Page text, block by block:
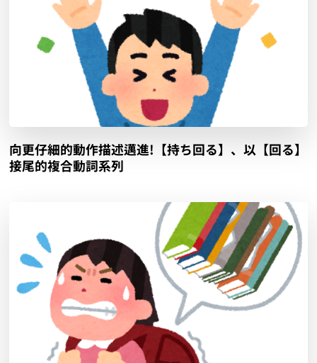
向更仔細的動作描述邁進!【持ち回る】、以【回る】
接尾的複合動詞系列